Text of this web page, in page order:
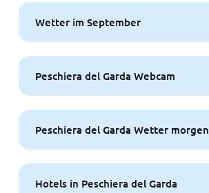
Wetter im September
Peschiera del Garda Webcam
Peschiera del Garda Wetter morgen
Hotels in Peschiera del Garda